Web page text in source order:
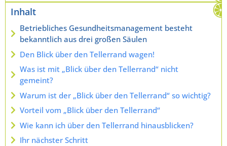
Inhalt
Betriebliches Gesundheitsmanagement besteht
bekanntlich aus drei großen Säulen
Den Blick über den Tellerrand wagen!
Was ist mit „Blick über den Tellerrand“ nicht
gemeint?
Warum ist der „Blick über den Tellerrand“ so wichtig?
Vorteil vom „Blick über den Tellerrand“
Wie kann ich über den Tellerrand hinausblicken?
Ihr nächster Schritt